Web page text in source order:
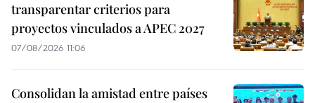
transparentar criterios para
proyectos vinculados a APEC 2027
07/08/2026 11:06
Consolidan la amistad entre países